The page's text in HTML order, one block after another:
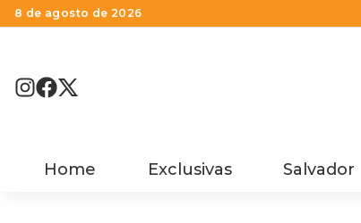
8 de agosto de 2026
Home Exclusivas Salvador